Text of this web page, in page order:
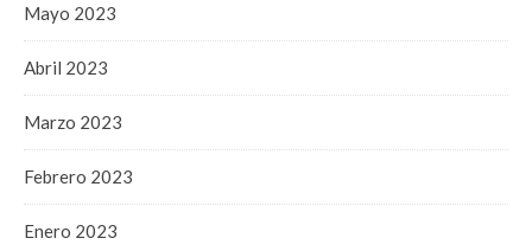
Mayo 2023
Abril 2023
Marzo 2023
Febrero 2023
Enero 2023